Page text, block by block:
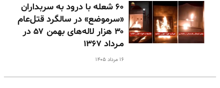
۶۰ شعله با درود به سربداران
«سرموضع» در سالگرد قتل‌عام
۳۰ هزار لاله‌های بهمن ۵۷ در
مـرداد ۱۳۶۷
۱۶ مرداد ۱۴۰۵